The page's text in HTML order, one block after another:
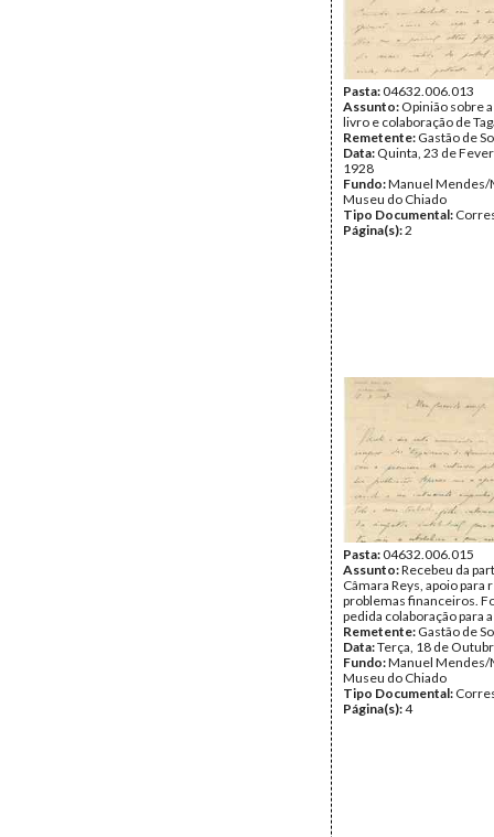
Pasta:04632.006.013
Assunto: Opinião sobre
livro e colaboração de
Remetente: Gastão de
Data: Quinta, 23 de
1928
Fundo:Manuel Mendes/
Museu do Chiado
Tipo Documental:
Página(s):2
Pasta:04632.006.015
Assunto:Recebeu da
Câmara Reys, apoio para
problemas financeiros.
pedida colaboração para
Remetente: Gastão de
Data:Terça, 18 de
Fundo:Manuel Mendes/
Museu do Chiado
Tipo Documental:
Página(s):4